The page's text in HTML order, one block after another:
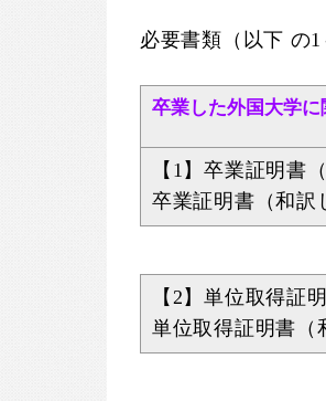
必要書類（以下 の
卒業した外国大学
【1】卒業証明書
卒業証明書（和訳
【2】単位取得証
単位取得証明書（